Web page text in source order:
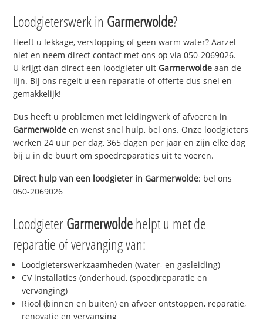
Loodgieterswerk in Garmerwolde?
Heeft u lekkage, verstopping of geen warm water? Aarzel
niet en neem direct contact met ons op via 050-2069026.
U krijgt dan direct een loodgieter uit Garmerwolde aan de
lijn. Bij ons regelt u een reparatie of offerte dus snel en
gemakkelijk!
Dus heeft u problemen met leidingwerk of afvoeren in
Garmerwolde en wenst snel hulp, bel ons. Onze loodgieters
werken 24 uur per dag, 365 dagen per jaar en zijn elke dag
bij u in de buurt om spoedreparaties uit te voeren.
Direct hulp van een loodgieter in Garmerwolde: bel ons
050-2069026
LoodgieterGarmerwoldehelpt u met de
reparatie of vervanging van:
Loodgieterswerkzaamheden (water- en gasleiding)
CV installaties (onderhoud, (spoed)reparatie en
vervanging)
Riool (binnen en buiten) en afvoer ontstoppen, reparatie,
renovatie en vervanging